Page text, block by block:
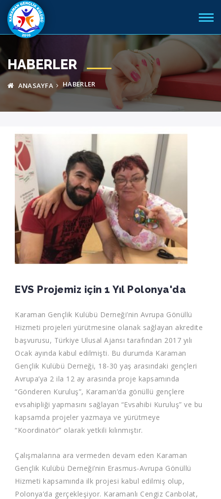
HABERLER
ANASAYFA HABERLER
EVS Projemiz için 1 Yıl Polonya'da
Karaman Gençlik Kulübü Derneği’nin Avrupa Gönüllü
Hizmeti projeleri yürütmesine olanak sağlayan akredite
başvurusu, Türkiye Ulusal Ajansı tarafından 2017 yılı
Ocak ayında kabul edilmişti. Bu durumda Karaman
Gençlik Kulübü Derneği, 18-30 yaş arasındaki gençleri
Avrupa’ya 2 ila 12 ay arasında proje kapsamında
“Gönderen Kuruluş”, Karaman’da gönüllü gençlere
evsahipliği yapmasını sağlayan “Evsahibi Kuruluş” ve bu
kapsamda projeler yazmaya ve yürütmeye
“Koordinatör” olarak yetkili kılınmıştır.
Çalışmalarına ara vermeden devam eden Karaman
Gençlik Kulübü Derneği’nin Erasmus-Avrupa Gönüllü
Hizmeti kapsamında ilk projesi kabul edilmiş olup,
Polonya’da gerçekleşiyor. Karamanlı Cengiz Canbolat,